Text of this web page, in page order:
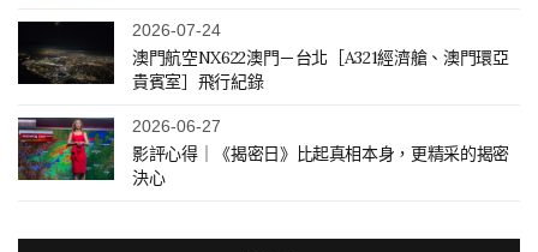
2026-07-24
澳門航空NX622澳門－台北［A321經濟艙、澳門環亞
貴賓室］飛行紀錄
2026-06-27
影評心得｜《揭密日》比起真相本身，更精采的揭密
決心